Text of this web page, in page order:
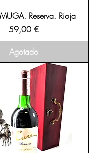
Reserva. Rioja
Precio
59,00 €
Agotado